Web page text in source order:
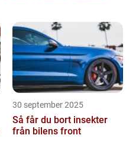
30 september 2025
Så får du bort insekter
från bilens front